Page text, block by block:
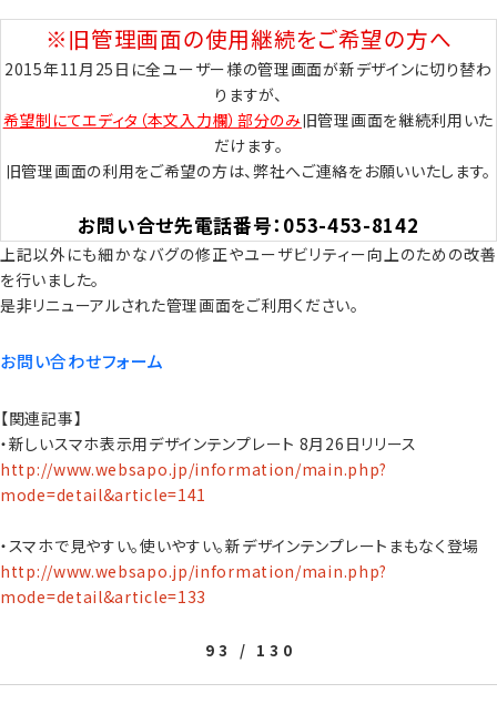
※旧管理画面の使用継続をご希望の方へ
2015年11月25日に全ユーザー様の管理画面が新デザインに切り替わ
りますが、
希望制にてエディタ（本文入力欄）部分のみ旧管理画面を継続利用いた
だけます。
旧管理画面の利用をご希望の方は、弊社へご連絡をお願いいたします。
お問い合せ先電話番号：053-453-8142
上記以外にも細かなバグの修正やユーザビリティー向上のための改善
を行いました。
是非リニューアルされた管理画面をご利用ください。
お問い合わせフォーム
【関連記事】
・新しいスマホ表示用デザインテンプレート 8月26日リリース
http://www.websapo.jp/information/main.php?
mode=detail&article=141
・スマホで見やすい。使いやすい。新デザインテンプレートまもなく登場
http://www.websapo.jp/information/main.php?
mode=detail&article=133
93 / 130